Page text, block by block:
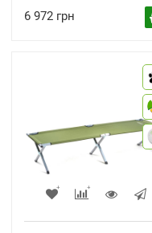
6 972 грн